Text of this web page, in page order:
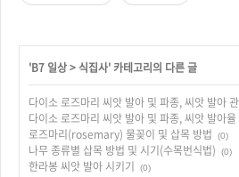
'B7 일상> 식집사' 카테고리의 다른 글
다이소 로즈마리 씨앗 발아 및 파종, 씨앗 발아
다이소 로즈마리 씨앗 발아 및 파종, 씨앗 발아율
로즈마리(rosemary) 물꽂이 및 삽목 방법 (0)
나무 종류별 삽목 방법 및 시기(수목번식법) (0)
한라봉 씨앗 발아 시키기 (0)